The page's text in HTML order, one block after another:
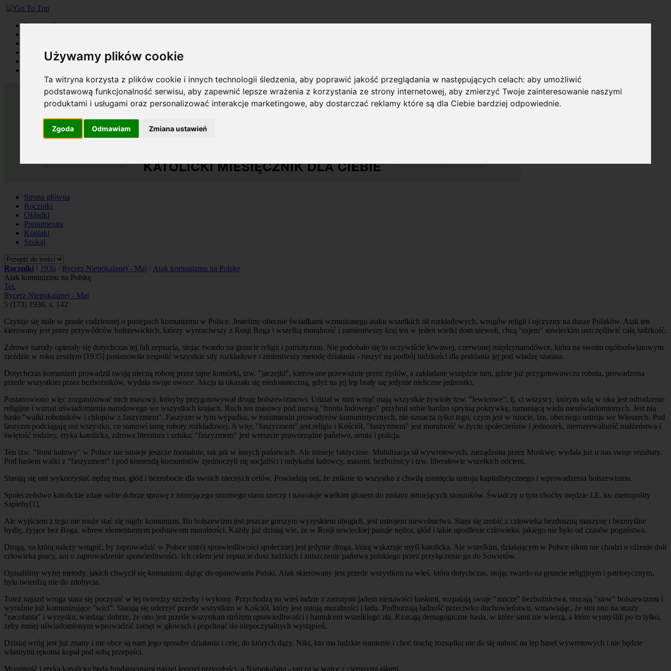
Używamy plików cookie
Ta witryna korzysta z plików cookie i innych technologii śledzenia, aby poprawić jakość przeglądania w następujących celach:aby umożliwić
podstawową funkcjonalność serwisu,aby zapewnić lepsze wrażenia z korzystania ze strony internetowej,aby zmierzyć Twoje zainteresowanie naszymi
produktami i usługami oraz personalizować interakcje marketingowe,aby dostarczać reklamy które są dla Ciebie bardziej odpowiednie.
Zgoda Odmawiam Zmiana ustawień
Strona główna
Prenumerata
Kontakt
Strona główna
Roczniki
Okładki
Prenumerata
Kontakt
Szukaj
Roczniki / 1936 / Rycerz Niepokalanej - Maj / Atak komunizmu na Polskę
Atak komunizmu na Polskę
Tel.
Rycerz Niepokalanej - Maj
5 (173) 1936, s. 142
Czytuje się stale w prasie codziennej o postępach komunizmu w Polsce. Jesteśmy obecnie świadkami wzmożonego ataku wszelkich sił rozkładowych, wrogów religii i ojczyzny na dusze Polaków. Atak ten
kierowany jest przez przywódców bolszewickich, którzy wyrzuciwszy z Rosji Boga i wszelką moralność i zamieniwszy kraj ten w jeden wielki dom niewoli, chcą "rajem" sowieckim uszczęśliwić całą ludzkość.
Zdrowe narody opierały się dotychczas tej fali zepsucia, stojąc twardo na gruncie religii i patriotyzmu. Nie podobało się to oczywiście krwawej, czerwonej międzynarodówce, która na swoim ogólnoświatowym
zjeździe w roku zeszłym [1935] postanowiła zespolić wszystkie siły rozkładowe i zmieniwszy metodę działania - ruszyć na podbój ludzkości dla poddania jej pod władzę szatana.
Dotychczas komunizm prowadził swoją niecną robotę przez tajne komórki, tzw. "jaczejki", kierowane przeważnie przez żydów, a zakładane wszędzie tam, gdzie już przygotowawcza robota, prowadzona
przede wszystkim przez bezbożników, wydała swoje owoce. Akcja ta okazała się niedostateczną, gdyż na jej lep brały się jedynie nieliczne jednostki.
Postanowiono więc zorganizować ruch masowy, któryby przygotowywał drogę bolszewizmowi. Udział w nim wziąć mają wszystkie żywioły tzw. "lewicowe", tj. ci wszyscy, którym solą w oku jest odrodzenie
religijne i wzrost uświadomienia narodowego we wszystkich krajach. Ruch ten masowy pod nazwą "frontu ludowego" przybrał sobie bardzo sprytną pokrywkę, tumaniącą wielu nieuświadomionych. Jest nią
hasło "walki robotników i chłopów z faszyzmem". Faszyzm w tym wypadku, w rozumieniu prowodyrów komunistycznych, nie oznacza tylko tego, czym jest w istocie, tzn. obecnego ustroju we Włoszech. Pod
faszyzm podciągają oni wszystko, co stanowi tamę roboty rozkładowej. A więc "faszyzmem" jest religia i Kościół, "faszyzmem" jest moralność w życiu społeczeństw i jednostek, nierozerwalność małżeństwa i
świętość rodziny, etyka katolicka, zdrowa literatura i sztuka; "faszyzmem" jest wreszcie praworządne państwo, armia i policja.
Ten tzw. "front ludowy" w Polsce nie istnieje jeszcze formalnie, tak jak w innych państwach. Ale istnieje faktycznie. Mobilizacja sił wywrotowych, zarządzona przez Moskwę, wydała już u nas swoje rezultaty.
Pod hasłem walki z "faszyzmem" i pod komendą komunistów zjednoczyli się socjaliści i radykalni ludowcy, masoni, bezbożnicy i tzw. liberałowie wszelkich odcieni.
Starają się oni wykorzystać nędzę mas, głód i bezrobocie dla swoich niecnych celów. Powiadają oni, że zniknie to wszystko z chwilą usunięcia ustroju kapitalistycznego i wprowadzenia bolszewizmu.
Społeczeństwo katolickie zdaje sobie dobrze sprawę z istniejącego smutnego stanu rzeczy i nawołuje wielkim głosem do zmiany istniejących stosunków. Świadczy o tym choćby orędzie J.E. ks. metropolity
Sapiehy[1].
Ale wyjściem z tego nie może stać się nigdy komunizm. Bo bolszewizm jest jeszcze gorszym wyzyskiem ubogich, jest ustrojem niewolnictwa. Stara się zrobić z człowieka bezduszną maszynę i bezmyślne
bydlę, żyjące bez Boga, wbrew elementarnym podstawom moralności. Każdy już dzisiaj wie, że w Rosji sowieckiej panuje nędza, głód i takie upodlenie człowieka, jakiego nie było od czasów pogaństwa.
Drogą, na którą należy wstąpić, by zaprowadzić w Polsce ustrój sprawiedliwości społecznej jest jedynie droga, którą wskazuje myśl katolicka. Ale wszelkim, działającym w Polsce siłom nie chodzi o ulżenie doli
człowieka pracy, ani o zaprowadzenie sprawiedliwości. Ich celem jest zepsucie dusz ludzkich i zniszczenie państwa polskiego przez przyłączenie go do Sowietów.
Opisaliśmy wyżej metody, jakich chwycił się komunizm, dążąc do opanowania Polski. Atak skierowany jest przede wszystkim na wieś, która dotychczas, stojąc twardo na gruncie religijnym i patriotycznym,
była twierdzą nie do zdobycia.
Toteż najazd wroga stara się poczynić w tej twierdzy szczerby i wyłomy. Przychodzą na wieś ludzie z zatrutymi jadem nienawiści hasłami, rozpalają swoje "znicze" bezbożnictwa, rzucają "siew" bolszewizmu i
wyraźnie już komunizujące "wici". Starają się uderzyć przede wszystkim w Kościół, który jest ostoją moralności i ładu. Podburzają ludność przeciwko duchowieństwu, wmawiając, że stoi ono na straży
"zacofania" i wyzysku, wiedząc dobrze, że ono jest przede wszystkim stróżem sprawiedliwości i hamulcem wszelkiego zła. Rzucają demagogiczne hasła, w które sami nie wierzą, a które wymyślili po to tylko,
żeby mniej uświadomionym wprowadzić zamęt w głowach i popchnąć do niepoczytalnych wystąpień.
Dzisiaj wróg jest już znany i nie obce są nam jego sposoby działania i cele, do których dąży. Nikt, kto ma ludzkie sumienie i choć trochę rozsądku nie da się nabrać na lep haseł wywrotowych i nie będzie
własnymi rękoma kopał pod sobą przepaści.
Moralność i etyka katolicka będą fundamentami naszej lepszej przyszłości, a Niepokalana - tarczą w walce z ciemnymi siłami.